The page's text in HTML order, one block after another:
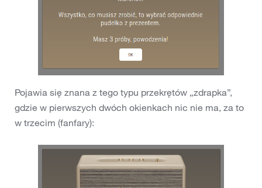
Pojawia się znana z tego typu przekrętów „zdrapka”,
gdzie w pierwszych dwóch okienkach nic nie ma, za to
w trzecim (fanfary):